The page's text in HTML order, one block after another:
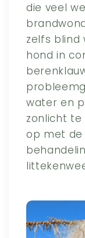
die veel
zelfs blind
hond in
water en
zonlicht
op met de